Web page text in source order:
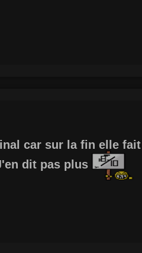
car sur la fin elle
dit pas plus